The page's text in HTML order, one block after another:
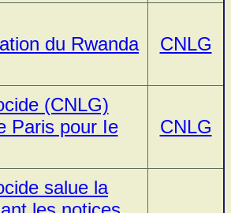
du Rwanda CNLG
(CNLG)
Paris pour Ie
CNLG
salue la